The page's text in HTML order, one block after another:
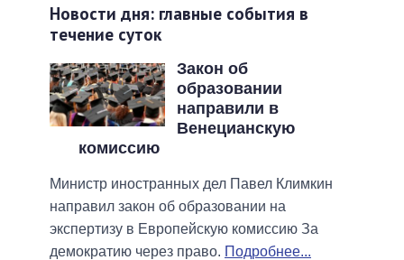
Новости дня: главные события в
течение суток
Закон об
образовании
направили в
Венецианскую
комиссию
Министр иностранных дел Павел Климкин
направил закон об образовании на
экспертизу в Европейскую комиссию За
демократию через право. Подробнее...